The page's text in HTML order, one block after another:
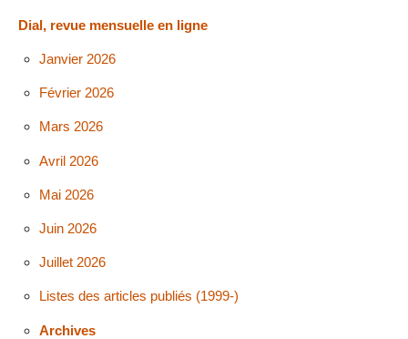
Dial, revue mensuelle en ligne
Janvier 2026
Février 2026
Mars 2026
Avril 2026
Mai 2026
Juin 2026
Juillet 2026
Listes des articles publiés (1999-)
Archives